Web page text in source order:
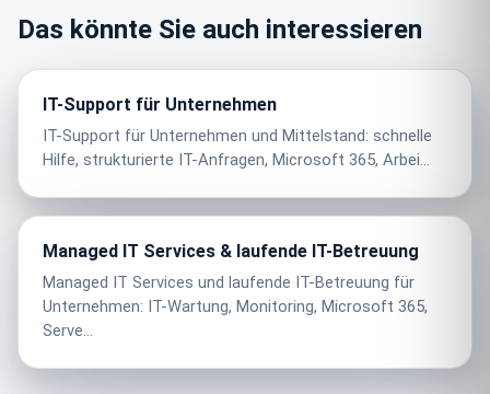
Das könnte Sie auch interessieren
IT-Support für Unternehmen
IT-Support für Unternehmen und Mittelstand: schnelle
Hilfe, strukturierte IT-Anfragen, Microsoft 365, Arbei...
Managed IT Services & laufende IT-Betreuung
Managed IT Services und laufende IT-Betreuung für
Unternehmen: IT-Wartung, Monitoring, Microsoft 365,
Serve...